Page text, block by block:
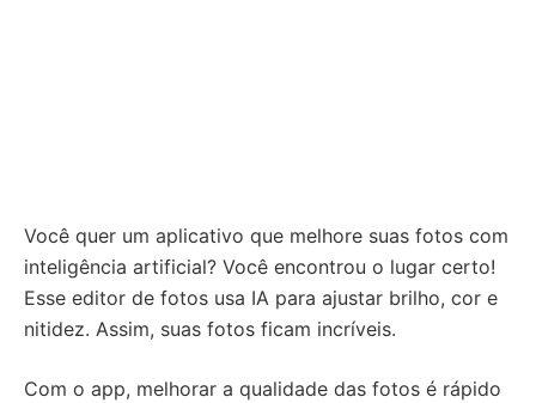
Você quer um aplicativo que melhore suas fotos com
inteligência artificial? Você encontrou o lugar certo!
Esse editor de fotos usa IA para ajustar brilho, cor e
nitidez. Assim, suas fotos ficam incríveis.
Com o app, melhorar a qualidade das fotos é rápido